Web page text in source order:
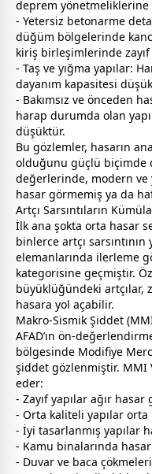
deprem
- Yetersiz betonarme
düğüm bölgelerinde
kiriş birleşimlerinde zayıf
- Taş ve yığma yapılar:
dayanım kapasitesi
- Bakımsız ve önceden
harap durumda olan
düşüktür.
Bu gözlemler, hasarın
olduğunu güçlü biçimde
değerlerinde, modern ve
hasar görmemiş ya da
Artçı Sarsıntıların
İlk ana şokta orta hasar
binlerce artçı
elemanlarında ilerleme
kategorisine geçmiştir.
büyüklüğündeki artçılar,
hasara yol açabilir.
Makro-Sismik Şiddet
AFAD’ın ön-
bölgesinde Modifiye
şiddet gözlenmiştir. MMI
eder:
- Zayıf yapılar ağır
- Orta kaliteli yapılar orta
- İyi tasarlanmış yapılar
- Kamu binalarında hasar
- Duvar ve baca